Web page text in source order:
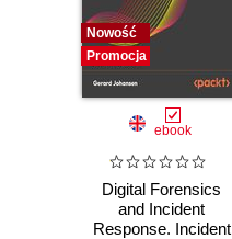
Nowość
Promocja
ebook
Digital Forensics
and Incident
Response. Incident